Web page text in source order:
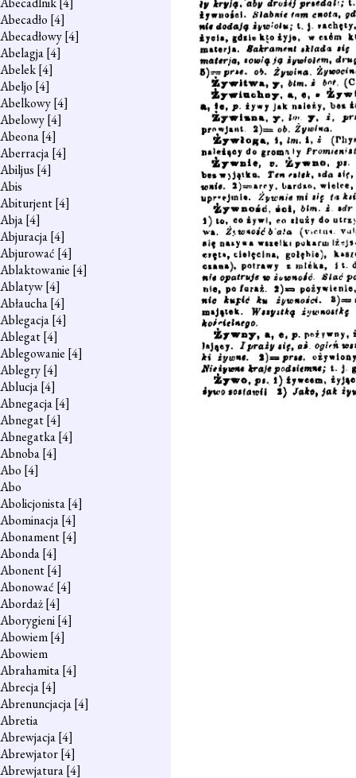
Abecadło [4]
Abecadłowy[4]
Abelagja[4]
Abelek[4]
Abeljo [4]
Abelkowy[4]
Abelowy[4]
Abeona[4]
Aberracja[4]
Abiljus [4]
Abis
Abiturjent[4]
Abja[4]
Abjuracja[4]
Abjurować [4]
Ablaktowanie [4]
Ablatyw[4]
Abłaucha[4]
Ablegacja[4]
Ablegat[4]
Ablegowanie [4]
Ablegry[4]
Ablucja[4]
Abnegacja[4]
Abnegat[4]
Abnegatka[4]
Abnoba[4]
Abo [4]
Abo
Abolicjonista[4]
Abominacja[4]
Abonament[4]
Abonda[4]
Abonent[4]
Abonować [4]
Abordaż[4]
Aborygieni[4]
Abowiem[4]
Abowiem
Abrahamita[4]
Abrecja[4]
Abrenuncjacja[4]
Abretia
Abrewjacja[4]
Abrewjator[4]
Abrewjatura[4]